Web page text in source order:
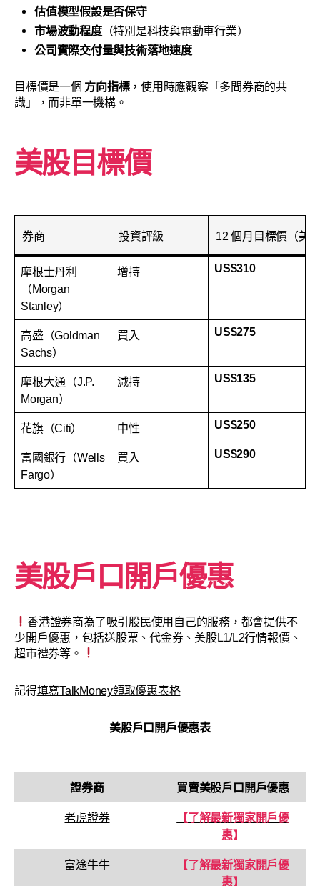
估值模型假設是否保守
市場波動程度（特別是科技與電動車行業）
公司實際交付量與技術落地速度
目標價是一個 方向指標，使用時應觀察「多間券商的共
識」，而非單一機構。
美股目標價
券商 投資評級 12 個月目標價（美
摩根士丹利
（Morgan
Stanley）
增持 US$310
高盛（Goldman
Sachs）
買入 US$275
摩根大通（J.P.
Morgan）
減持 US$135
花旗（Citi） 中性 US$250
富國銀行（Wells
Fargo）
買入 US$290
美股戶口開戶優惠
香港證券商為了吸引股民使用自己的服務，都會提供不
少開戶優惠，包括送股票、代金券、美股L1/L2行情報價、
超市禮券等。
記得填寫TalkMoney領取優惠表格
美股戶口開戶優惠表
證券商 買賣美股戶口 開戶優惠
老虎證券
【了解最新獨家開戶優
惠】
富途牛牛
【了解最新獨家開戶優
惠】